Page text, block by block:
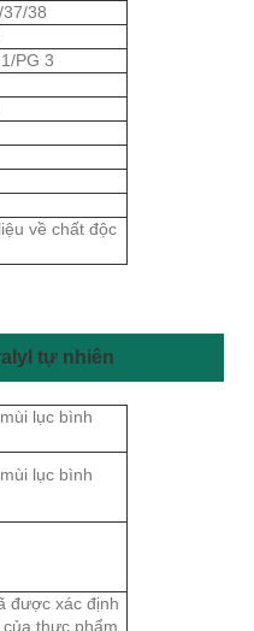
38
PG 3
về chất độc
tự nhiên
lục bình
lục bình
được xác định
thực phẩm